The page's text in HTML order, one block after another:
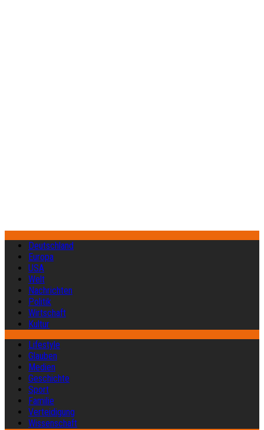
Deutschland
Europa
USA
Welt
Nachrichten
Politik
Wirtschaft
Kultur
Lifestyle
Glauben
Medien
Geschichte
Sport
Familie
Verteidigung
Wissenschaft